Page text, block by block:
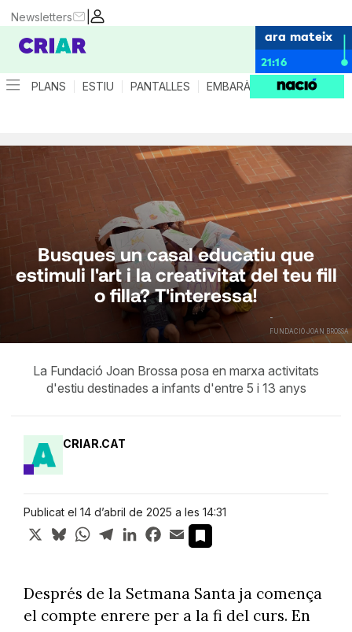
|
Newsletters
ara mateix
21:16
PLANS ESTIU PANTALLES EMBARÀS CRIANÇA
-
FUNDACIÓ JOAN BROSSA
Busques un casal educatiu que
estimuli l'art i la creativitat del teu fill
o filla? T'interessa!
La Fundació Joan Brossa posa en marxa activitats
d'estiu destinades a infants d'entre 5 i 13 anys
CRIAR.CAT
Publicat el 14 d’abril de 2025 a les 14:31
X BlueskyWhatsApp
TelegramLinkedInFacebook
Email
Després de la Setmana Santa ja comença
el compte enrere per a la fi del curs. En